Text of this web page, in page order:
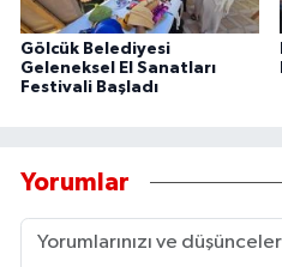
Gölcük Belediyesi
Geleneksel El Sanatları
Festivali Başladı
Yorumlar